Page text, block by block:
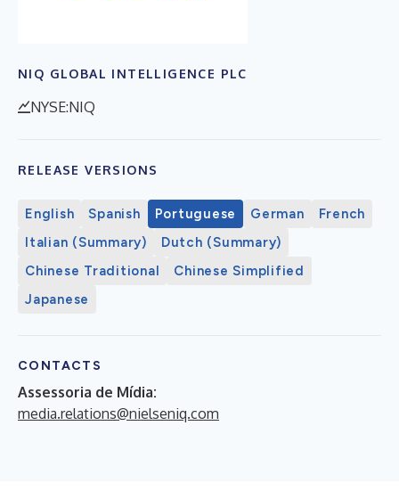
NIQ GLOBAL INTELLIGENCE PLC
NYSE:NIQ
RELEASE VERSIONS
English Spanish Portuguese German
French
Italian (Summary)
Dutch (Summary)
Chinese Traditional
Chinese Simplified
Japanese
CONTACTS
Assessoria de Mídia:
media.relations@nielseniq.com